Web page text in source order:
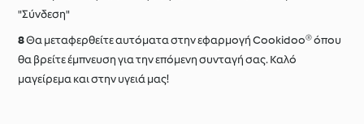
"Σύνδεση"
Θα μεταφερθείτε αυτόματα στην εφαρμογή Cookidoo® όπου
θα βρείτε έμπνευση για την επόμενη συνταγή σας. Καλό
μαγείρεμα και στην υγειά μας!